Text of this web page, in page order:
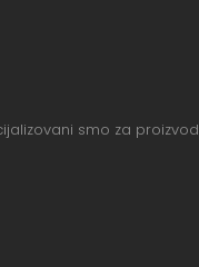
smo za